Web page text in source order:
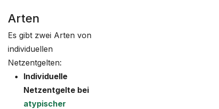
Arten
Es gibt zwei Arten von
individuellen
Netzentgelten:
Individuelle
Netzentgelte bei
atypischer